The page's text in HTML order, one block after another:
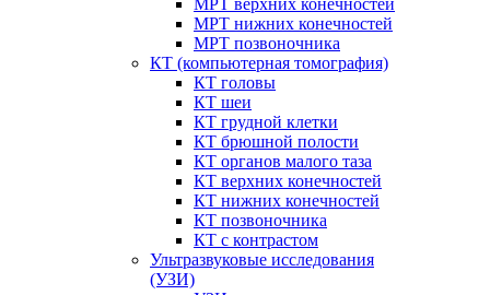
МРТ верхних конечностей
МРТ нижних конечностей
МРТ позвоночника
КТ (компьютерная томография)
КТ головы
КТ шеи
КТ грудной клетки
КТ брюшной полости
КТ органов малого таза
КТ верхних конечностей
КТ нижних конечностей
КТ позвоночника
КТ с контрастом
Ультразвуковые исследования
(УЗИ)